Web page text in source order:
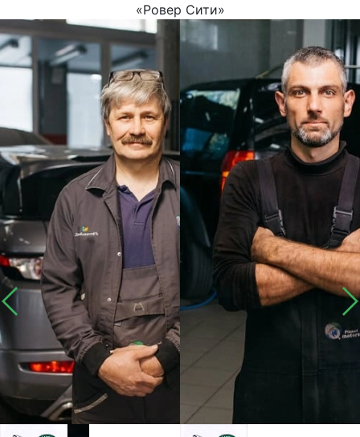
«Ровер Сити»